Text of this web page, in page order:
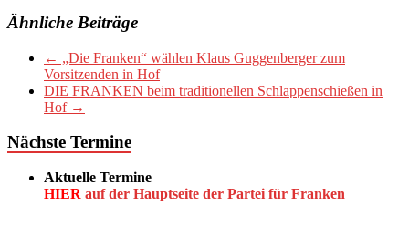
Ähnliche Beiträge
← „Die Franken“ wählen Klaus Guggenberger zum
Vorsitzenden in Hof
DIE FRANKEN beim traditionellen Schlappenschießen in
Hof →
Nächste Termine
Aktuelle Termine
HIER auf der Hauptseite der Partei für Franken